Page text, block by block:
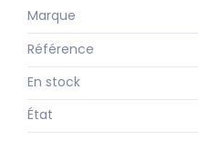
Marque
Référence
En stock
État